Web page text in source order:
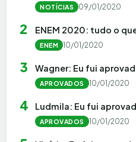
NOTÍCIAS 09/01/2020
2 ENEM 2020: tudo o
ENEM 10/01/2020
3 Wagner: Eu fui
APROVADOS 10/01/2020
4 Ludmila: Eu fui
APROVADOS 10/01/2020